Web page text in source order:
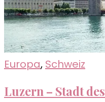
Europa, Schweiz
Luzern – Stadt